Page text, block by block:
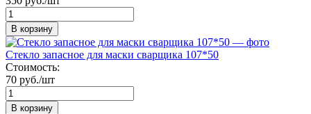
В корзину
Стекло запасное для маски сварщика 107*50
Стоимость:
70 руб./шт
В корзину